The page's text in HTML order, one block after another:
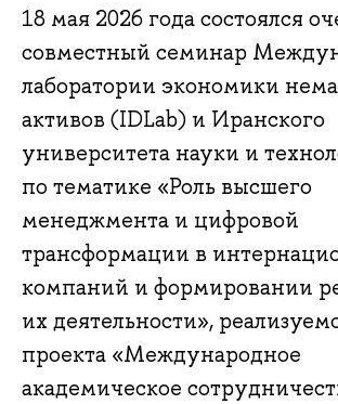
18 мая 2026 года состоялся
совместный семинар
лаборатории экономики
активов (IDLab) и Иранского
университета науки и
по тематике «Роль высшего
менеджмента и цифровой
трансформации в
компаний и формировании
их деятельности»,
проекта «Международное
академическое